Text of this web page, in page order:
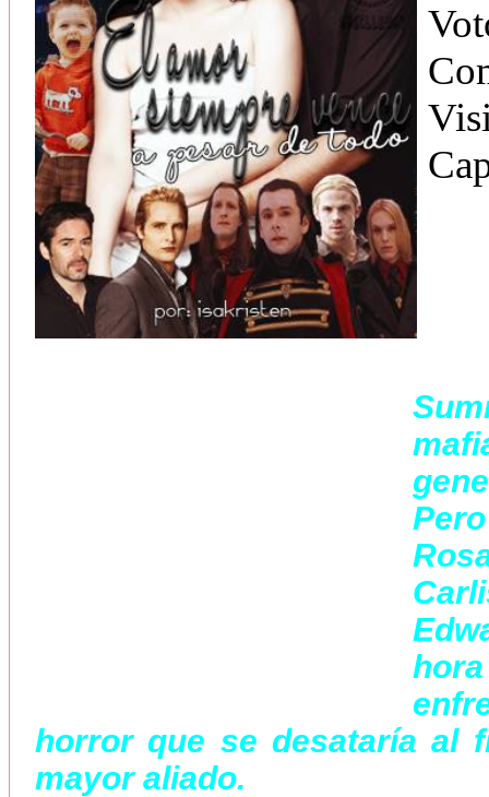
horror que se desataría al
mayor aliado.